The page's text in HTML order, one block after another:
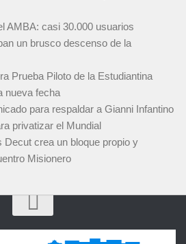
AMBA: casi 30.000 usuarios
un brusco descenso de la
Prueba Piloto de la Estudiantina
nueva fecha
para respaldar a Gianni Infantino
privatizar el Mundial
Decut crea un bloque propio y
Misionero